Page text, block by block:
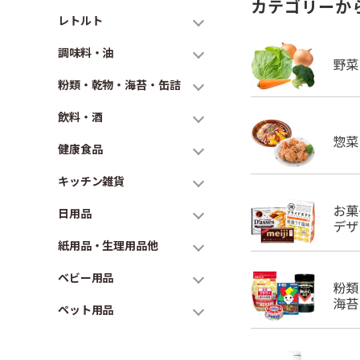
レトルト
調味料・油
粉類・乾物・海苔・缶詰
飲料・酒
健康食品
キッチン雑貨
日用品
紙用品・生理用品他
ベビー用品
ペット用品
カテゴリーか